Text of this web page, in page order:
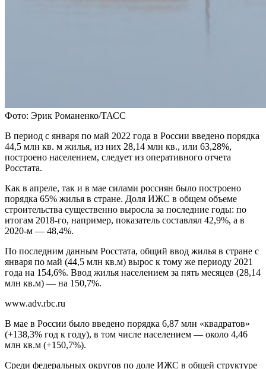
Фото: Эрик Романенко/ТАСС
В период с января по май 2022 года в России введено порядка
44,5 млн кв. м жилья, из них 28,14 млн кв., или 63,28%,
построено населением, следует из оперативного отчета
Росстата.
Как в апреле, так и в мае силами россиян было построено
порядка 65% жилья в стране. Доля ИЖС в общем объеме
строительства существенно выросла за последние годы: по
итогам 2018-го, например, показатель составлял 42,9%, а в
2020-м — 48,4%.
По последним данным Росстата, общий ввод жилья в стране с
января по май (44,5 млн кв.м) вырос к тому же периоду 2021
года на 154,6%. Ввод жилья населением за пять месяцев (28,14
млн кв.м) — на 150,7%.
www.adv.rbc.ru
В мае в России было введено порядка 6,87 млн «квадратов»
(+138,3% год к году), в том числе населением — около 4,46
млн кв.м (+150,7%).
Среди федеральных округов по доле ИЖС в общей структуре